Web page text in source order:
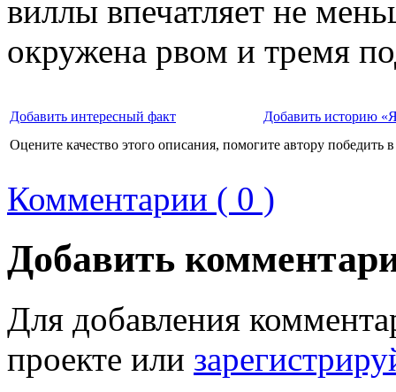
виллы впечатляет не
окружена рвом и тремя
Добавить интересный факт
Добавить историю
Оцените качество этого описания, помогите автору победить
Комментарии ( 0 )
Добавить
Для добавления
проекте или